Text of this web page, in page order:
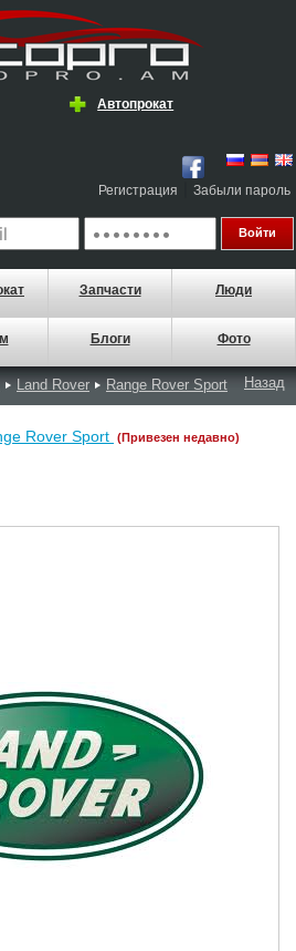
Автопрокат
Регистрация Забыли пароль
Запчасти Люди
Блоги Фото
Land Rover Range Rover Sport Назад
Rover Sport (Привезен недавно)